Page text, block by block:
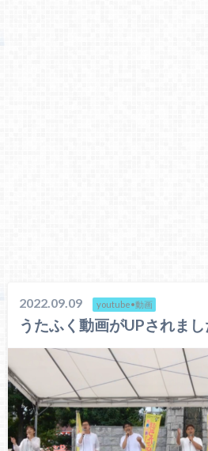
2022.09.09 youtube•動画
うたふく動画がUPされまし